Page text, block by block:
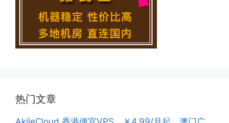
热门文章